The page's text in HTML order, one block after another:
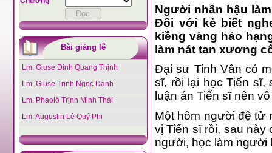
Bài giảng lễ
Lm. Giuse Đinh Quang Thịnh
Lm. Giuse Trịnh Ngọc Danh
Lm. Phaolô Trịnh Minh Thái
Lm. Augustin Lê Quý Phi
Người nhân hậu
Đối với kẻ biết
kiềng vàng hảo
làm nát tan xương
Đại sư Tinh Vân có
sĩ, rồi lại học Tiến sĩ,
luận án Tiến sĩ nên
Một hôm người đệ tử
vị Tiến sĩ rồi, sau này
người, học làm người